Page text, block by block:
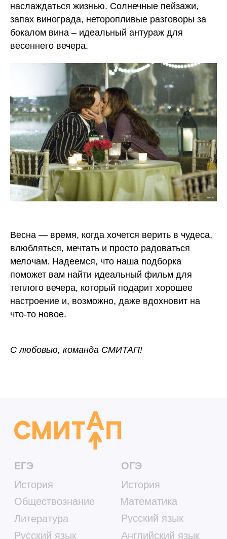
наслаждаться жизнью. Солнечные пейзажи,
запах винограда, неторопливые разговоры за
бокалом вина – идеальный антураж для
весеннего вечера.
Весна — время, когда хочется верить в чудеса,
влюбляться, мечтать и просто радоваться
мелочам. Надеемся, что наша подборка
поможет вам найти идеальный фильм для
теплого вечера, который подарит хорошее
настроение и, возможно, даже вдохновит на
что-то новое.
С любовью, команда СМИТАП!
21, стр. 1 +78006003198. Использование сайта означает
Пользовательским соглашением
конфиденциальности